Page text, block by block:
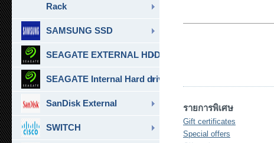
รายการพิเศษ
Gift certificates
Special offers
Rack
SAMSUNG SSD
SEAGATE EXTERNAL HDD & SSD
SEAGATE Internal Hard drive
SanDisk External
SWITCH